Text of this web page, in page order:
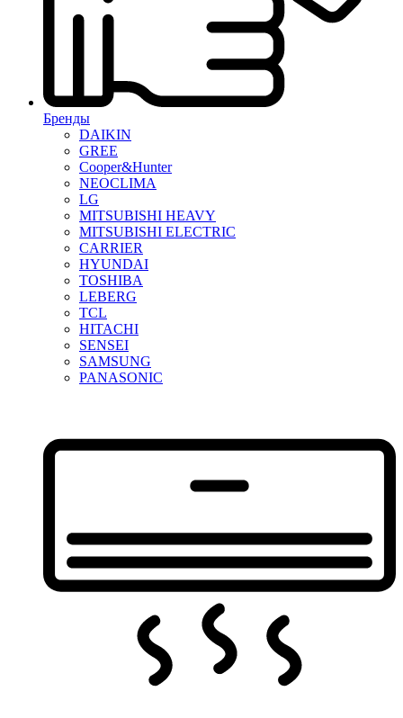
Бренды
DAIKIN
GREE
Cooper&Hunter
NEOCLIMA
LG
MITSUBISHI HEAVY
MITSUBISHI ELECTRIC
CARRIER
HYUNDAI
TOSHIBA
LEBERG
TCL
HITACHI
SENSEI
SAMSUNG
PANASONIC